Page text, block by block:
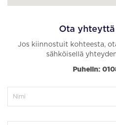
Ota
Jos kiinnostuit kohteesta,
sähköisellä
Puhelin: